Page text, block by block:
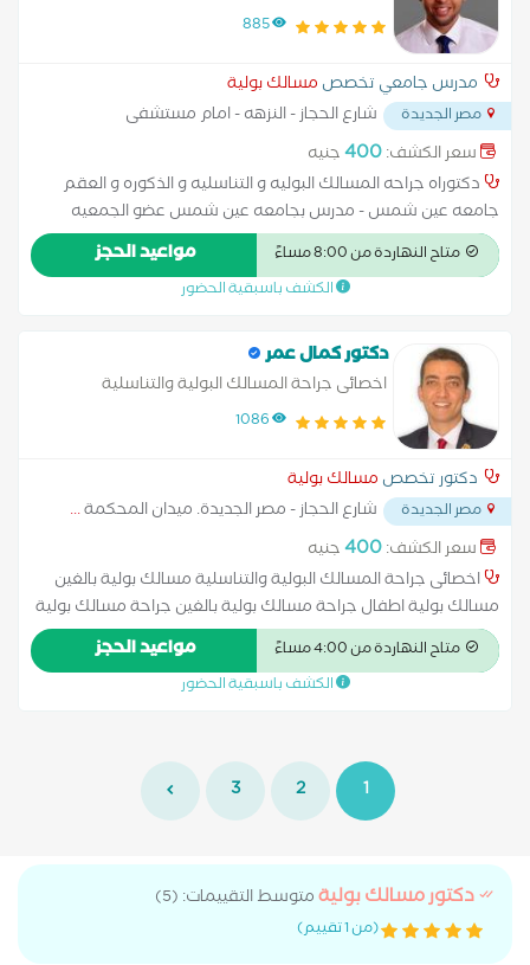
امراض الذكوره و العقم مدرس بكليه الطب جامعه
885
مدرس جامعي تخصص مسالك بولية
مصر الجديدة
شارع الحجاز - النزهه - امام مستشفى
هليوبوليس...
سعر الكشف:400جنيه
دكتوراه جراحه المسالك البوليه و التناسليه و الذكوره و العقم
جامعه عين شمس - مدرس بجامعه عين شمس عضو الجمعيه
الامريكيه و الاوروبيه و المصريه لجراحه المسالك البولية حاصل على
لضمان أحدث وأفضل تقنيات العلاج.
متاح النهاردة من 8:00 مساءً مواعيد الحجز
الكشف باسبقية الحضور
دكتور كمال عمر
اخصائى جراحة المسالك البولية والتناسلية
1086
دكتور تخصص مسالك بولية
مصر الجديدة شارع الحجاز - مصر الجديدة. ميدان المحكمة...
سعر الكشف:400جنيه
اخصائى جراحة المسالك البولية والتناسلية مسالك بولية بالغين
مسالك بولية اطفال جراحة مسالك بولية بالغين جراحة مسالك بولية
اطفال امراض ذكورة
متاح النهاردة من 4:00 مساءً مواعيد الحجز
الكشف باسبقية الحضور
1
2
3
دكتور مسالك بوليةمتوسط التقييمات: (5)
(من 1 تقييم)